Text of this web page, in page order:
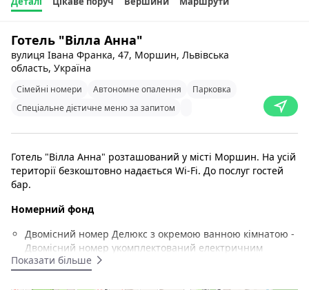
Готель "Вілла Анна"
вулиця Івана Франка, 47, Моршин, Львівська
область, Україна
Сімейні номери Автономне опалення
Парковка
Спеціальне дієтичне меню за запитом
Готель "Вілла Анна" розташований у місті Моршин. На усій
території безкоштовно надається Wi-Fi. До послуг гостей
бар.
Номерний фонд
Двомісний номер Делюкс з окремою ванною кімнатою -
Двомісний номер укомплектований електричним
чайником і кухонним посудом.
Показати більше